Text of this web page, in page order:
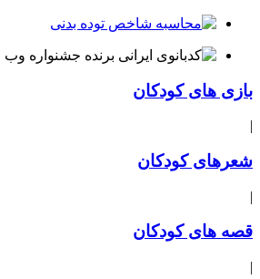
بازی های کودکان
|
شعرهای کودکان
|
قصه های کودکان
|